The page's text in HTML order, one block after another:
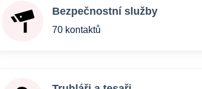
Bezpečnostní služby
70 kontaktů